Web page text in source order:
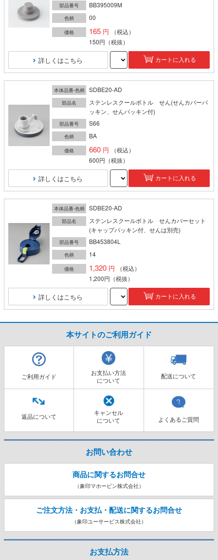
部品番号 BB395009M
色柄 00
価格 165
（税込）
150円 （税抜）
詳しくはこちら カートに入れる
本体品番-色柄 SDBE20-AD
部品名
ステンレスクールボトル せん(せんカバーパ
ッキン、せんパッキン付)
部品番号 S66
色柄 BA
価格 660
（税込）
600円 （税抜）
詳しくはこちら カートに入れる
本体品番-色柄 SDBE20-AD
部品名
ステンレスクールボトル せんカバーセット
(キャップパッキン付、せんは別売)
部品番号 BB453804L
色柄 14
価格 1,320
（税込）
1,200円 （税抜）
詳しくはこちら カートに入れる
本サイトのご利用ガイド
ご利用ガイド
お支払い方法
について
配送について
返品について
キャンセル
について
よくあるご質問
お問い合わせ
商品に関するお問合せ
（象印マホービン株式会社）
ご注文方法・お支払・配送に関するお問合せ
（象印ユーサービス株式会社）
お支払方法